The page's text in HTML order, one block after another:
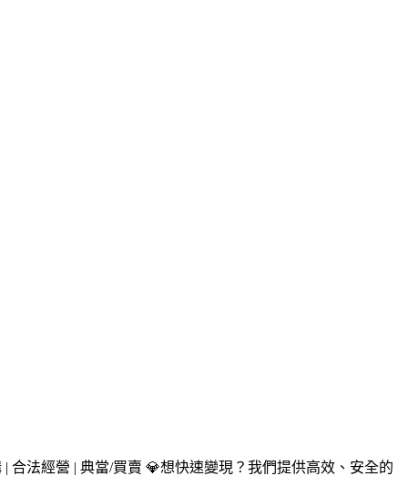
| 合法經營 | 典當/買賣 💎想快速變現？我們提供高效、安全的